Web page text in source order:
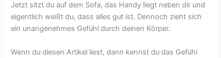
Jetzt sitzt du auf dem Sofa, das Handy liegt neben dir und
eigentlich weißt du, dass alles gut ist. Dennoch zieht sich
ein unangenehmes Gefühl durch deinen Körper.
Wenn du diesen Artikel liest, dann kennst du das Gefühl